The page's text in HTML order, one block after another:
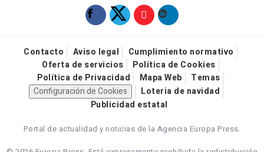
Contacto Aviso legal
Cumplimiento normativo
Oferta de servicios
Política de Cookies
Política de Privacidad
Mapa Web
Temas
Configuración de Cookies
Loteria de navidad
Publicidad estatal
Portal de actualidad y noticias de la Agencia Europa Press.